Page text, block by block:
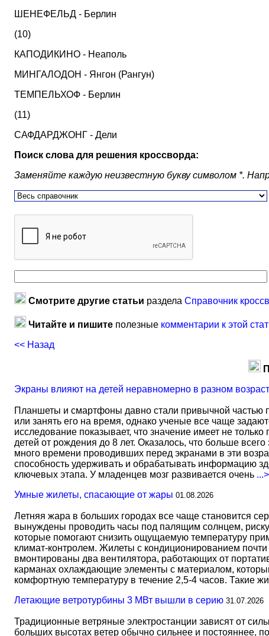
ШЕНЕФЕЛЬД - Берлин
(10)
КАПОДИКИНО - Неаполь
МИНГАЛОДОН - Янгон (Рангун)
ТЕМПЕЛЬХОФ - Берлин
(11)
САФДАРДЖОНГ - Дели
Поиск слова для решения кроссворда:
Заменяйте каждую неизвестную букву символом *.
Смотрите другие статьи раздела Справочник
Читайте и пишите полезные комментарии к этой
<< Назад
Экраны влияют на детей неравномерно в разном
Планшеты и смартфоны давно стали привычной частью
или занять его на время, однако ученые все чаще
исследование показывает, что значение имеет не
детей от рождения до 8 лет. Оказалось, что больше
много времени проводивших перед экранами в эти
способность удерживать и обрабатывать информацию
ключевых этапа. У младенцев мозг развивается очень
Умные жилеты, спасающие от жары 01.08.2026
Летняя жара в больших городах все чаще становится
вынуждены проводить часы под палящим солнцем,
которые помогают снизить ощущаемую температуру
климат-контролем. Жилеты с кондиционированием
вмонтированы два вентилятора, работающих от
карманах охлаждающие элементы с материалом,
комфортную температуру в течение 2,5-4 часов. Такие
Летающие ветротурбины 3 МВт вышли в серию 31.07.2026
Традиционные ветряные электростанции зависят от
больших высотах ветер обычно сильнее и постояннее,